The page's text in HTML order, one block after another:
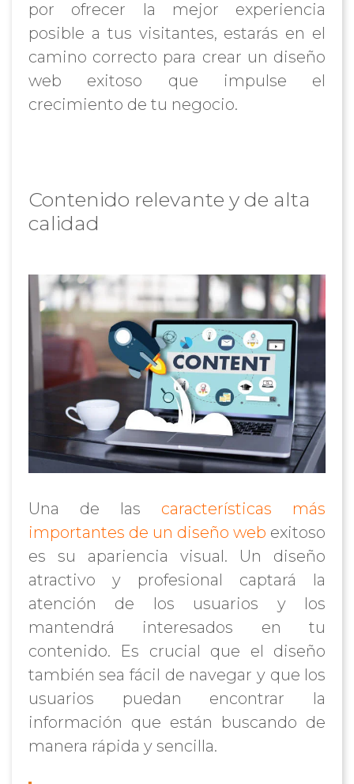
por ofrecer la mejor experiencia
posible a tus visitantes, estarás en el
camino correcto para crear un diseño
web exitoso que impulse el
crecimiento de tu negocio.
Contenido relevante y de alta
calidad
Una de las características más
importantes de un diseño web exitoso
es su apariencia visual. Un diseño
atractivo y profesional captará la
atención de los usuarios y los
mantendrá interesados en tu
contenido. Es crucial que el diseño
también sea fácil de navegar y que los
usuarios puedan encontrar la
información que están buscando de
manera rápida y sencilla.